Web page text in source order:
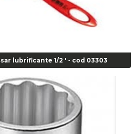
Caminhão - COD. 02342
- Caminhão - Cod 01909
Vipal - Cod 02558
3.3/8 pol x 6.1/2 pol - cod 00977
lubrificante 1/2 ' - cod 03303